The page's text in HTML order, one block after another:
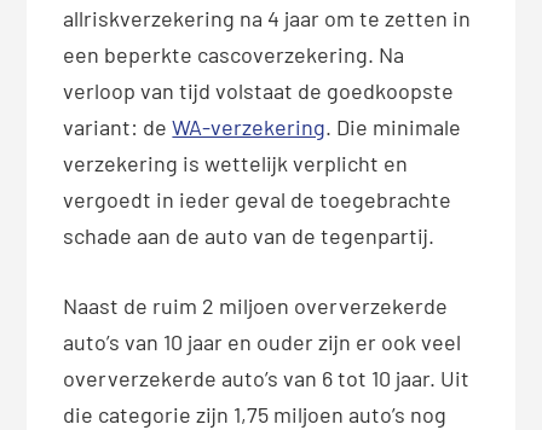
allriskverzekering na 4 jaar om te zetten in
een beperkte cascoverzekering. Na
verloop van tijd volstaat de goedkoopste
variant: deWA-verzekering. Die minimale
verzekering is wettelijk verplicht en
vergoedt in ieder geval de toegebrachte
schade aan de auto van de tegenpartij.
Naast de ruim 2 miljoen oververzekerde
auto’s van 10 jaar en ouder zijn er ook veel
oververzekerde auto’s van 6 tot 10 jaar. Uit
die categorie zijn 1,75 miljoen auto’s nog